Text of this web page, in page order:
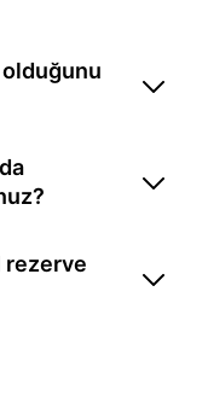
olduğunu
rezerve